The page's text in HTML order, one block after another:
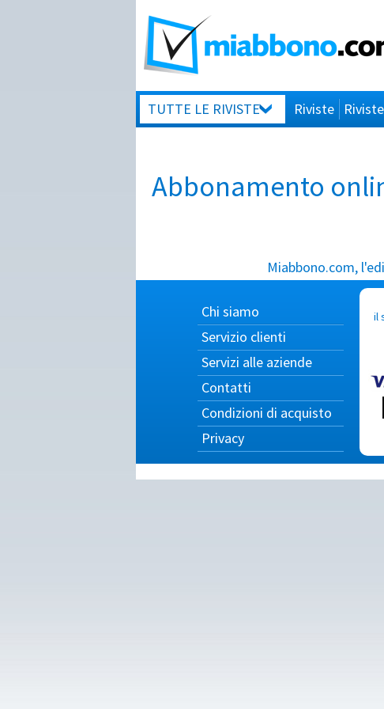
TUTTE LE RIVISTE Riviste
Abbonamento
Miabbono.com,
Chi siamo
Servizio clienti
Servizi alle aziende
Contatti
Condizioni di acquisto
Privacy
il